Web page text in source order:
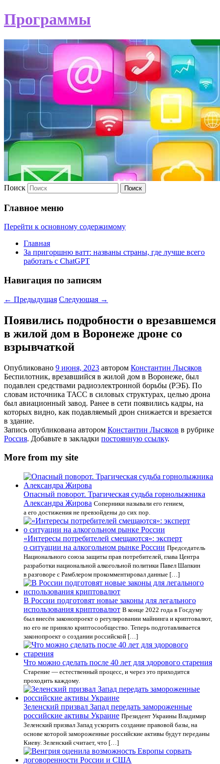
Программы
Поиск
Главное меню
Перейти к основному содержимому
Главная
За пригоршню ватт: названы страны, где лучше всего
работать с ChatGPT
Навигация по записям
← Предыдущая Следующая →
Появились подробности о врезавшемся
в жилой дом в Воронеже дроне со
взрывчаткой
Опубликовано 9 июня, 2023 автором Константин Лысяков
Беспилотник, врезавшийся в жилой дом в Воронеже, был
подавлен средствами радиоэлектронной борьбы (РЭБ). По
словам источника ТАСС в силовых структурах, целью дрона
был авиационный завод. Ранее в сети появились кадры, на
которых видно, как подавляемый дрон снижается и врезается
в здание.
Запись опубликована автором Константин Лысяков в рубрике
Россия. Добавьте в закладки постоянную ссылку.
More from my site
Опасный поворот. Трагическая судьба горнолыжника
Александра Жирова Соперники называли его гением,
а его достижения не превзойдены до сих пор.
«Интересы потребителей смещаются»: эксперт
о ситуации на алкогольном рынке России Председатель
Национального союза защиты прав потребителей, глава Центра
разработки национальной алкогольной политики Павел Шапкин
в разговоре с Рамблером прокомментировал данные […]
В России подготовят новые законы для легального
использования криптовалют В конце 2022 года в Госдуму
был внесён законопроект о регулировании майнинга и криптовалют,
но его не приняло криптосообщество. Теперь подготавливается
законопроект о создании российской […]
Что можно сделать после 40 лет для здорового старения
Старение — естественный процесс, и через это приходится
проходить каждому.
Зеленский призвал Запад передать замороженные
российские активы Украине Президент Украины Владимир
Зеленский призвал Запад ускорить создание правовой базы, на
основе которой замороженные российские активы будут переданы
Киеву. Зеленский считает, что […]